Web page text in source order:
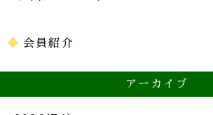
会員紹介
アーカイブ